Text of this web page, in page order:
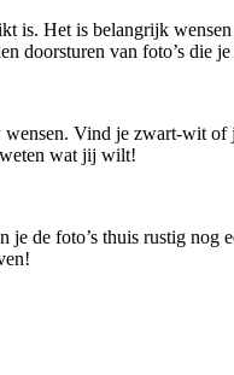
is. Het is belangrijk
doorsturen van foto’s die
Vind je zwart-wit
wat jij wilt!
de foto’s thuis rustig nog